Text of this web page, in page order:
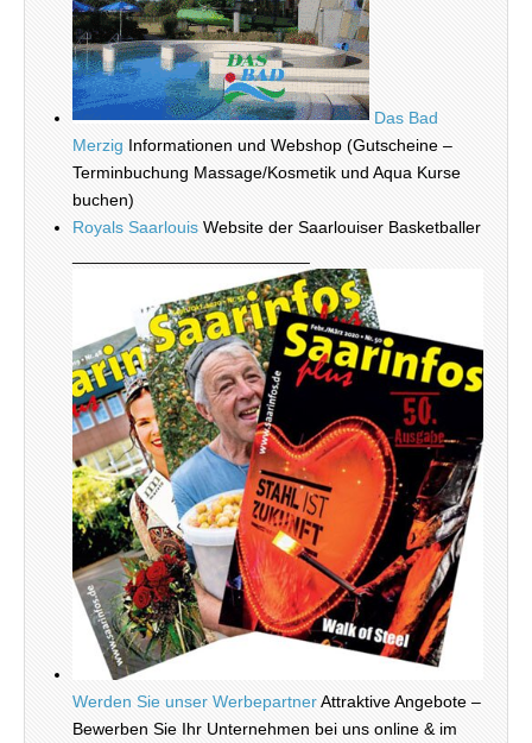
Das Bad
Merzig Informationen und Webshop (Gutscheine –
Terminbuchung Massage/Kosmetik und Aqua Kurse
buchen)
Royals Saarlouis Website der Saarlouiser Basketballer
Werden Sie unser WerbepartnerAttraktive Angebote –
Bewerben Sie Ihr Unternehmen bei uns online & im